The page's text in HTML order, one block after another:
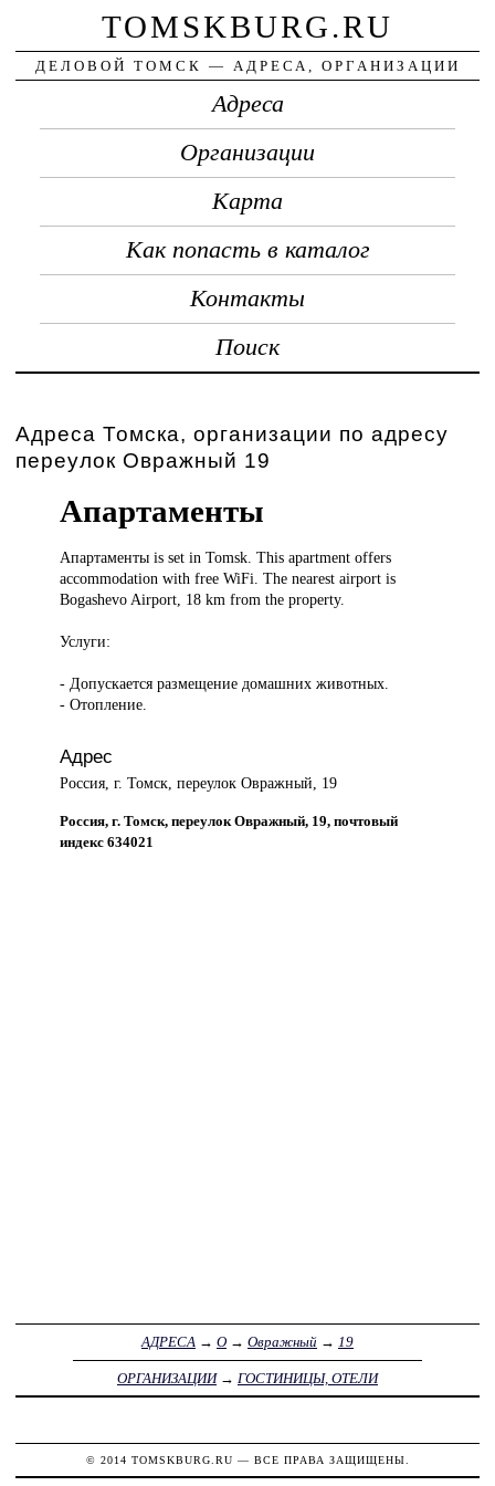
TOMSKBURG.RU
ДЕЛОВОЙ ТОМСК — АДРЕСА, ОРГАНИЗАЦИИ
Адреса
Организации
Карта
Как попасть в каталог
Контакты
Поиск
Адреса Томска, организации по адресу
переулок Овражный 19
Апартаменты
Апартаменты isset in Tomsk. This apartment offers
accommodation with free WiFi. The nearest airport is
Bogashevo Airport, 18 km from the property.
Услуги:
- Допускается размещение домашних животных.
- Отопление.
Адрес
Россия, г. Томск, переулок Овражный, 19
Россия, г. Томск, переулок Овражный, 19, почтовый
индекс 634021
АДРЕСА → О → Овражный → 19
ОРГАНИЗАЦИИ→ ГОСТИНИЦЫ, ОТЕЛИ
© 2014 TOMSKBURG.RU — ВСЕ ПРАВА ЗАЩИЩЕНЫ.